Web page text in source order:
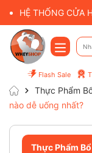
HỆ THỐNG CỬA
Flash Sale
Thực Phẩm
nào dễ uống nhất?
Thực Phẩm